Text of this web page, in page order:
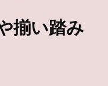
揃い踏み